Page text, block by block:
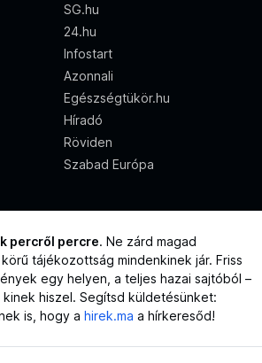
SG.hu
24.hu
Infostart
Azonnali
Egészségtükör.hu
Híradó
Röviden
Szabad Európa
percről percre. Ne zárd magad
tájékozottság mindenkinek jár. Friss
egy helyen, a teljes hazai sajtóból –
hiszel. Segítsd küldetésünket:
is, hogy a hirek.ma a hírkeresőd!